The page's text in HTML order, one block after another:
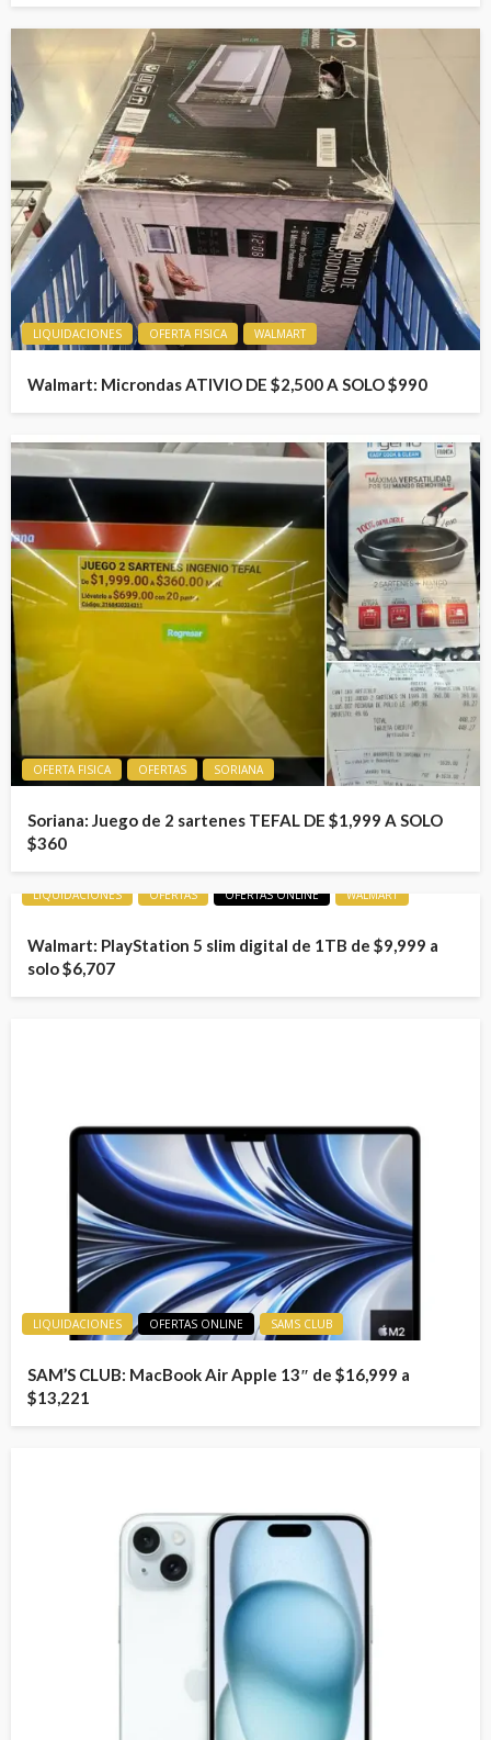
LIQUIDACIONES OFERTA FISICA WALMART
Walmart: Microndas ATIVIO DE $2,500 A SOLO $990
OFERTA FISICA OFERTAS SORIANA
Soriana: Juego de 2 sartenes TEFAL DE $1,999 A SOLO
$360
LIQUIDACIONES OFERTAS OFERTAS ONLINE WALMART
Walmart: PlayStation 5 slim digital de 1TB de $9,999 a
solo $6,707
LIQUIDACIONES OFERTAS ONLINE SAMS CLUB
SAM’S CLUB: MacBook Air Apple 13″ de $16,999 a
$13,221